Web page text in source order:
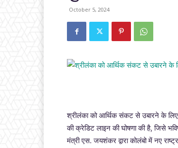
October 5, 2024
श्रीलंका को आर्थिक संकट से उबारने के
की क्रेडिट लाइन की घोषणा की है, जिसे
मंत्री एस. जयशंकर द्वारा कोलंबो में नए